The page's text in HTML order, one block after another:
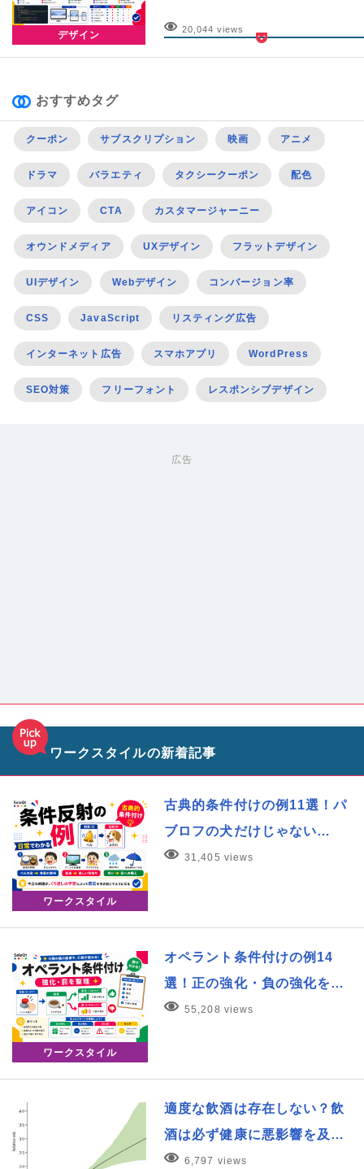
デザイン 20,044 views
おすすめタグ
クーポン サブスクリプション 映画 アニメ
ドラマ バラエティ タクシークーポン 配色
アイコン CTA カスタマージャーニー
オウンドメディア UXデザイン フラットデザイン
UIデザイン Webデザイン コンバージョン率
CSS JavaScript リスティング広告
インターネット広告 スマホアプリ WordPress
SEO対策 フリーフォント レスポンシブデザイン
広告
ワークスタイルの新着記事
ワークスタイル
古典的条件付けの例11選！パ
ブロフの犬だけじゃない…
31,405 views
ワークスタイル
オペラント条件付けの例14
選！正の強化・負の強化を…
55,208 views
適度な飲酒は存在しない？飲
酒は必ず健康に悪影響を及…
6,797 views